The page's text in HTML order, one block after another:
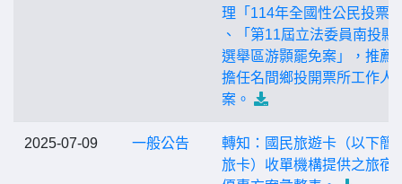
理「114年全國性公民投票
、「第11屆立法委員南投縣
選舉區游顥罷免案」，推薦
擔任名間鄉投開票所工作人
案。
2025-07-09 一般公告
轉知：國民旅遊卡（以下簡
旅卡）收單機構提供之旅宿